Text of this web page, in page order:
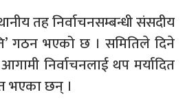
तह निर्वाचनसम्बन्धी संसदीय
गठन भएको छ । समितिले दिने
निर्वाचनलाई थप मर्यादित
भएका छन् ।